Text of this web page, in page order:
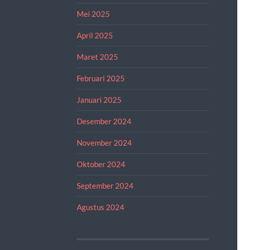
Mei 2025
April 2025
Maret 2025
Februari 2025
Januari 2025
Desember 2024
November 2024
Oktober 2024
September 2024
Agustus 2024